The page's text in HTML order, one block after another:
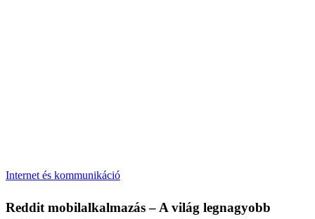
Internet és kommunikáció
Reddit mobilalkalmazás – A világ legnagyobb